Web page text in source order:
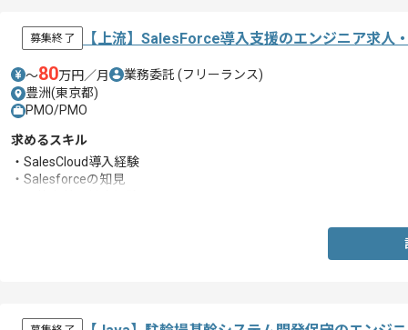
募集終了 【上流】SalesForce導入支援のエンジニア求人
〜80万円／月 業務委託 (フリーランス)
豊洲(東京都)
PMO/PMO
求めるスキル
・SalesCloud導入経験
・Salesforceの知見